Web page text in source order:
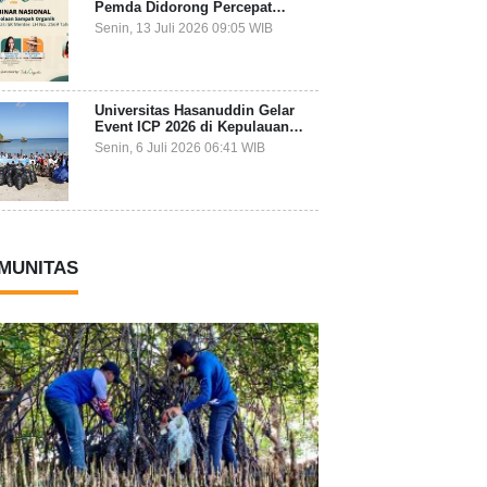
Pemda Didorong Percepat
Transformasi Pengelolaan
Sampah Organik dari Sumber
Senin, 13 Juli 2026 09:05 WIB
Universitas Hasanuddin Gelar
Event ICP 2026 di Kepulauan
Selayar, Mahasiswa dari 27
Negara Jadi Partisipan
Senin, 6 Juli 2026 06:41 WIB